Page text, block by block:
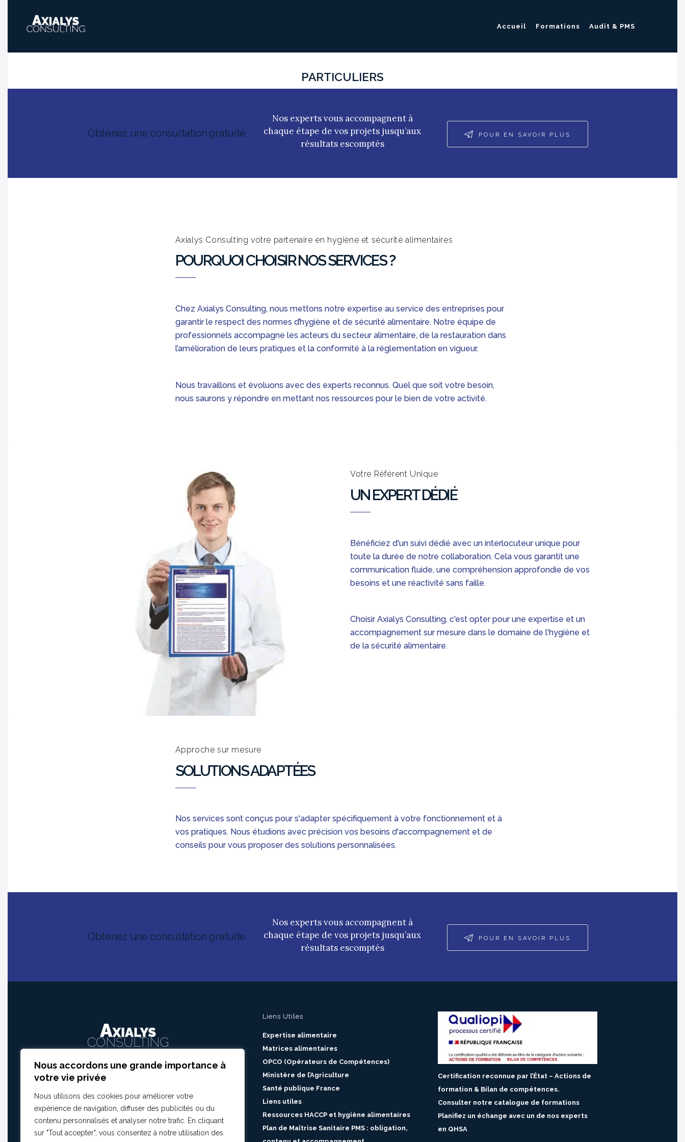
Nous accordons une grande importance à
votre vie privée
Nous utilisons des cookies pour améliorer votre
expérience de navigation, diffuser des publicités ou du
contenu personnalisés et analyser notre trafic. En cliquant
sur "Tout accepter", vous consentez à notre utilisation des
Accueil Formations Audit & PMS
PARTICULIERS
Obtenez une consultation gratuite
Nos experts vous accompagnent à
chaque étape de vos projets jusqu’aux
résultats escomptés
POUR EN SAVOIR PLUS
Axialys Consulting votre partenaire en hygiène et sécurité alimentaires
POURQUOI CHOISIR NOS SERVICES ?
Chez Axialys Consulting, nous mettons notre expertise au service des entreprises pour
garantir le respect des normes d’hygiène et de sécurité alimentaire. Notre équipe de
professionnels accompagne les acteurs du secteur alimentaire, de la restauration dans
l’amélioration de leurs pratiques et la conformité à la réglementation en vigueur.
Nous travaillons et évoluons avec des experts reconnus. Quel que soit votre besoin,
nous saurons y répondre en mettant nos ressources pour le bien de votre activité.
Votre Référent Unique
UN EXPERT DÉDIÉ
Bénéficiez d'un suivi dédié avec un interlocuteur unique pour
toute la durée de notre collaboration. Cela vous garantit une
communication fluide, une compréhension approfondie de vos
besoins et une réactivité sans faille.
Choisir Axialys Consulting, c'est opter pour une expertise et un
accompagnement sur mesure dans le domaine de l'hygiène et
de la sécurité alimentaire.
Approche sur mesure
SOLUTIONS ADAPTÉES
Nos services sont conçus pour s'adapter spécifiquement à votre fonctionnement et à
vos pratiques. Nous étudions avec précision vos besoins d'accompagnement et de
conseils pour vous proposer des solutions personnalisées.
Obtenez une consultation gratuite
Nos experts vous accompagnent à
chaque étape de vos projets jusqu’aux
résultats escomptés
POUR EN SAVOIR PLUS
10 rue de Penthièvre 75008 Paris
+33(0)7.57.99.03.19
Liens Utiles
Expertise alimentaire
Matrices alimentaires
OPCO (Opérateurs de Compétences)
Ministère de l’Agriculture
Santé publique France
Liens utiles
Ressources HACCP et hygiène alimentaires
Plan de Maîtrise Sanitaire PMS : obligation,
Certification reconnue par l’État – Actions de
formation & Bilan de compétences.
Consulter notre catalogue de formations
Planifiez un échange avec un de nos experts
en QHSA